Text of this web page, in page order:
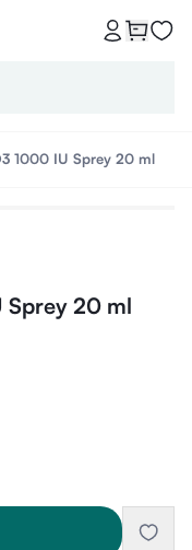
1000 IU Sprey 20 ml
Sprey 20 ml